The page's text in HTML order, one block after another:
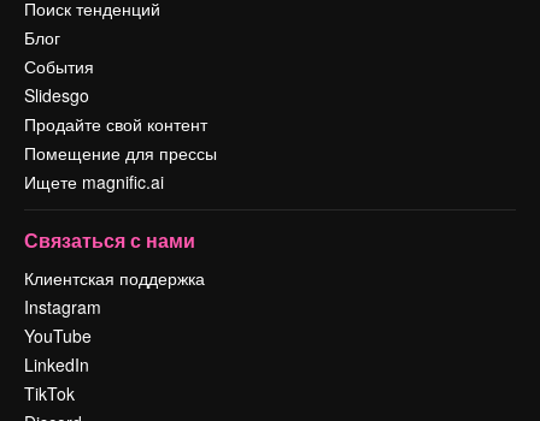
Поиск тенденций
Блог
События
Slidesgo
Продайте свой контент
Помещение для прессы
Ищете magnific.ai
Связаться с нами
Клиентская поддержка
Instagram
YouTube
LinkedIn
TikTok